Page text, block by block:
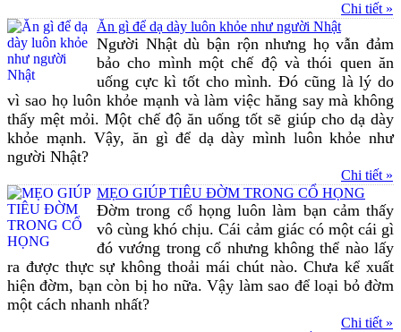
Chi tiết »
Ăn gì để dạ dày luôn khỏe như người Nhật
Người Nhật dù bận rộn nhưng họ vẫn đảm
bảo cho mình một chế độ và thói quen ăn
uống cực kì tốt cho mình. Đó cũng là lý do
vì sao họ luôn khỏe mạnh và làm việc hăng say mà không
thấy mệt mỏi. Một chế độ ăn uống tốt sẽ giúp cho dạ dày
khỏe mạnh. Vậy, ăn gì để dạ dày mình luôn khỏe như
người Nhật?
Chi tiết »
MẸO GIÚP TIÊU ĐỜM TRONG CỔ HỌNG
Đờm trong cổ họng luôn làm bạn cảm thấy
vô cùng khó chịu. Cái cảm giác có một cái gì
đó vướng trong cổ nhưng không thể nào lấy
ra được thực sự không thoải mái chút nào. Chưa kể xuất
hiện đờm, bạn còn bị ho nữa. Vậy làm sao để loại bỏ đờm
một cách nhanh nhất?
Chi tiết »